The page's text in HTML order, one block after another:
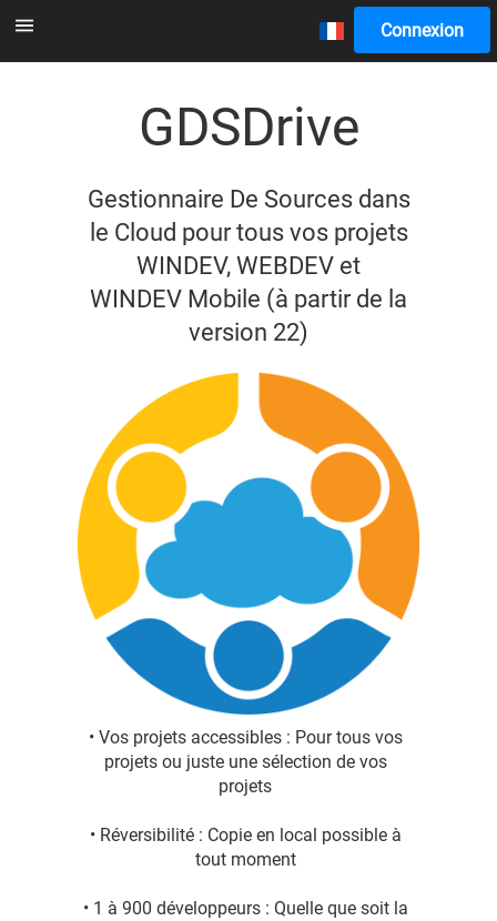
Connexion
GDSDrive
Gestionnaire De Sources dans
le Cloud pour tous vos projets
WINDEV, WEBDEV et
WINDEV Mobile (à partir de la
version 22)
• Vos projets accessibles : Pour tous vos
projets ou juste une sélection de vos
projets
• Réversibilité : Copie en local possible à
tout moment
• 1 à 900 développeurs : Quelle que soit la